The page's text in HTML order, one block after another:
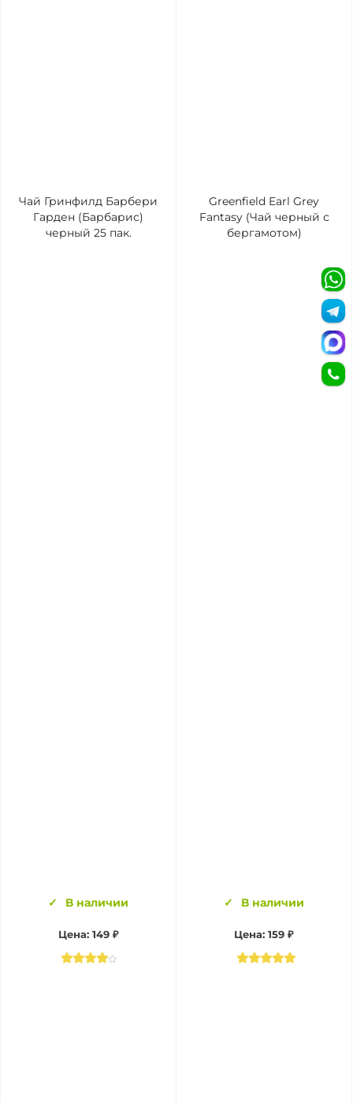
Чай Гринфилд Барбери
Гарден (Барбарис)
черный 25 пак.
В наличии
Цена: 149 ₽
Greenfield Earl Grey
Fantasy (Чай черный с
бергамотом)
В наличии
Цена: 159 ₽